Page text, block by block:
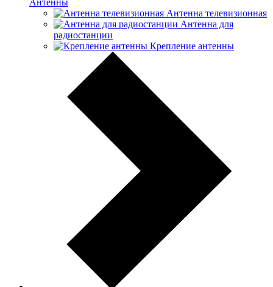
Антенна телевизионная
Антенна для
радиостанции
Крепление антенны